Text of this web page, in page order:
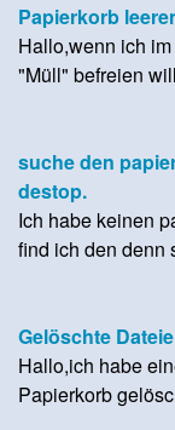
Papierkorb
Hallo,wenn ich
"Müll" befreien
suche den
destop.
Ich habe keinen
find ich den denn
Gelöschte
Hallo,ich habe
Papierkorb